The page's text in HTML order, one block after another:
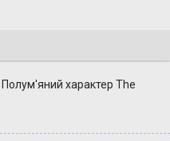
характер The